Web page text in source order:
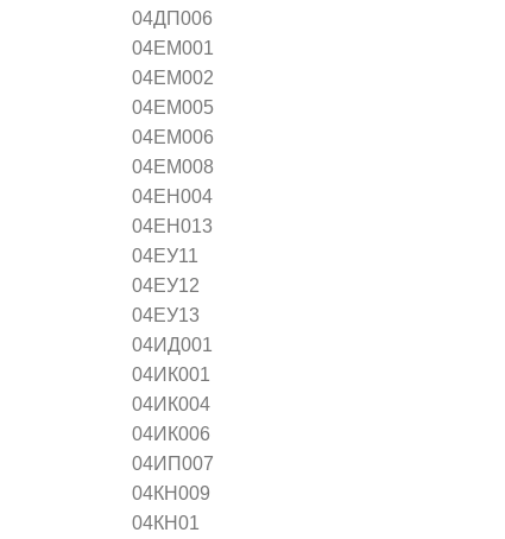
04ДП006
04ЕМ001
04ЕМ002
04ЕМ005
04ЕМ006
04ЕМ008
04ЕН004
04ЕН013
04ЕУ11
04ЕУ12
04ЕУ13
04ИД001
04ИК001
04ИК004
04ИК006
04ИП007
04КН009
04КН01